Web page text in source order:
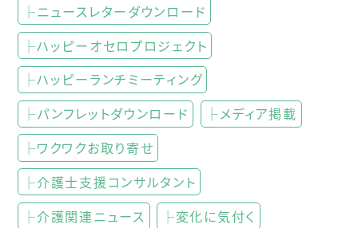
├ニュースレターダウンロード
├ハッピーオセロプロジェクト
├ハッピーランチミーティング
├パンフレットダウンロード
├メディア掲載
├ワクワクお取り寄せ
├介護士支援コンサルタント
├介護関連ニュース
├変化に気付く